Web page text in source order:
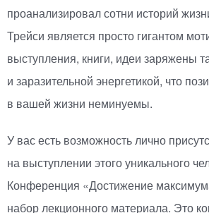
проанализировал сотни историй
Трейси является просто гигантом
выступления, книги, идеи заряжены
и заразительной энергетикой, что
в вашей жизни неминуемы.
У вас есть возможность лично
на выступлении этого уникального
Конференция «Достижение
набор лекционного материала. Это